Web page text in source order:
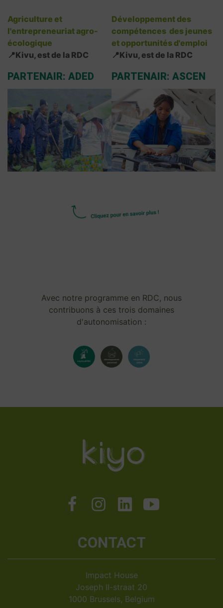
Agriculture et
l'entrepreneuriat agro-
écologique
📍Kivu, est de la RDC
PARTENAIR: ADED
Développement des
compétences des jeunes
et opportunités d'emploi
📍Kivu, est de la RDC
PARTENAIR: ASCEN
Avec notre programme en RDC, nous
contribuons à ces trois domaines
d'autonomisation :
CONTACT
Impact House
Joseph II-straat 20
1000 Brussels, Belgium